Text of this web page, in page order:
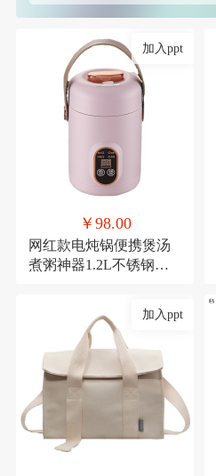
加入ppt
￥98.00
网红款电炖锅便携煲汤
煮粥神器1.2L不锈钢电
加入ppt